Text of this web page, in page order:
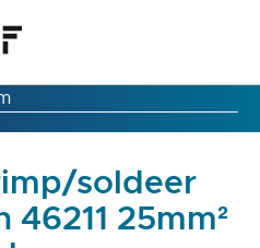
Ga
inhoud
soldeer
25mm²